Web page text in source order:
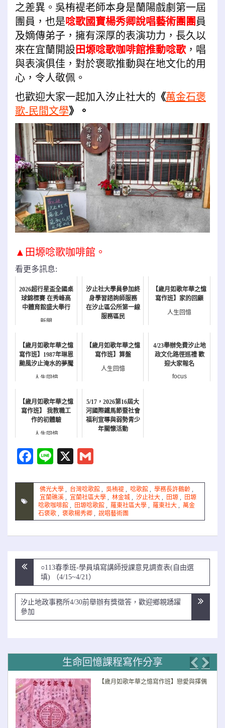
之差異。吳栯褆老師本身是蘭陽戲劇第一屆
團員，也是唸歌國寶楊秀卿說唱藝術團團 員
及嫡傳弟子，擁有深厚的表演功力，長久以
來在宜蘭開設 田塬唸歌咖啡館推動唸歌 ，唱
與表演俱佳，對於褒歌推動與在地文化的用
心，令人敬佩。
也歡迎大家一起加入汐止社大的 《萬金石褒
歌-民間文學》。
▲ 田塬唸歌咖啡館 。
看更多訊息:
2026超行星盃全國桌
球錦標賽 在秀峰高
中體育館盛大舉行
新聞
汐止社大學員參加終
身學習諮詢師服務
在汐止區公所第一線
服務區民
【歲月如歌年華之憶
寫作班】家的回顧
人生回憶
【歲月如歌年華之憶
寫作班】1987年琳恩
颱風汐止淹水的夢魘
人生回憶
【歲月如歌年華之憶
寫作班】算盤
人生回憶
4/23舉辦免費汐止地
政文化路徑巡禮 歡
迎大家報名
focus
【歲月如歌年華之憶
寫作班】 我教職工
作的初體驗
人生回憶
5/17，2026第16屆大
河國際鐵馬節暨社會
福利宣導與弱勢青少
年關懷活動
Facebook
LineX
佛光大學 , 台灣唸歌館 , 吳栯褆 , 唸歌館 , 學務長許鶴齡 ,
宜蘭礁溪 , 宜蘭社區大學 , 林金城 , 汐止社大 , 田塬 ,
田塬
唸歌咖啡館 , 田塬唸歌館 , 羅東社區大學 , 羅東社大 , 萬金
石褒歌 , 褒歌楊秀卿 , 說唱藝術團
文
導
覽
○113春季班-學員填寫講師授課意見調查表(自由選
填) （4/15~4/21）
汐止地政事務所4/30前舉辦有獎徵答，歡迎鄉親踴躍
參加
生命回憶課程寫作分享
【歲月如歌年華之憶寫作班】戀愛與擇偶